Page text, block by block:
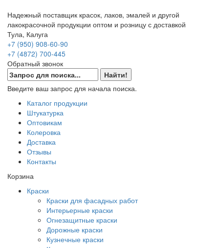
Надежный поставщик красок, лаков, эмалей и другой
лакокрасочной продукции оптом и розницу с доставкой
Тула, Калуга
+7 (950) 908-60-90
+7 (4872) 700-445
Обратный звонок
Введите ваш запрос для начала поиска.
Каталог продукции
Штукатурка
Оптовикам
Колеровка
Доставка
Отзывы
Контакты
Корзина
Краски
Краски для фасадных работ
Интерьерные краски
Огнезащитные краски
Дорожные краски
Кузнечные краски